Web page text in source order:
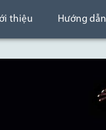
thiệu Hướng dẫn